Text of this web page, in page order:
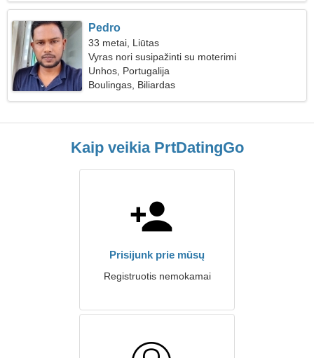
Pedro
33 metai, Liūtas
Vyras nori susipažinti su moterimi
Unhos, Portugalija
Boulingas, Biliardas
Kaip veikia PrtDatingGo
Prisijunk prie mūsų
Registruotis nemokamai